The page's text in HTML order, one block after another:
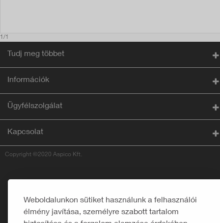
Weboldalunkon sütiket használunk a felhasználói
élmény javítása, személyre szabott tartalom
1/1
Tudj meg többet
Információk
Ügyfélszolgálat
Kapcsolat
Copyright ©2020 Aspico Kft.